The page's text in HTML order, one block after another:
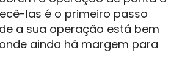
las é o primeiro passo
a sua operação está bem
ainda há margem para